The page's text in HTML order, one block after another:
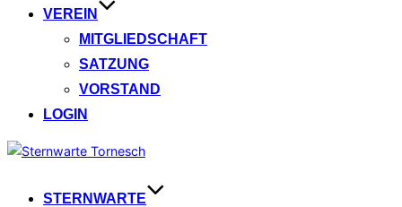
VEREIN
MITGLIEDSCHAFT
SATZUNG
VORSTAND
LOGIN
Zum
springenSTERNWARTE